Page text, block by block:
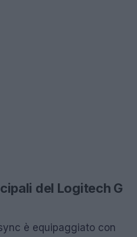
del Logitech G
è equipaggiato con